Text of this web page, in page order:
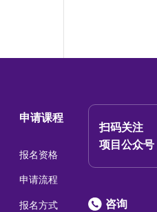
申请课程
报名资格
申请流程
报名方式
扫码关注
项目公众号
咨询